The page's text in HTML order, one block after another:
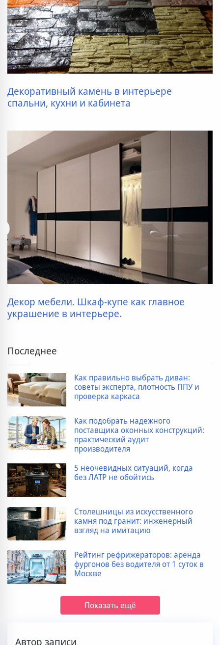
Декоративный камень в интерьере
спальни, кухни и кабинета
Декор мебели. Шкаф-купе как главное
украшение в интерьере.
Последнее
Как правильно выбрать диван:
советы эксперта, плотность ППУ и
проверка каркаса
Как подобрать надежного
поставщика оконных конструкций:
практический аудит
производителя
5 неочевидных ситуаций, когда
без ЛАТР не обойтись
Столешницы из искусственного
камня под гранит: инженерный
взгляд на имитацию
Рейтинг рефрижераторов: аренда
фургонов без водителя от 1 суток в
Москве
Показать ещё
Автор записи